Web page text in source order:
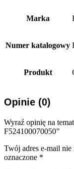
Marka
Numer katalogowy
Produkt
Opinie (0)
Wyraź opinię na
F524100070050”
Twój adres e-mail
oznaczone *